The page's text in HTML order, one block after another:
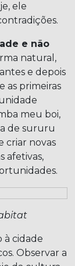
ele
e não
natural,
e depois
as primeiras
meu boi,
de sururu
criar novas
afetivas,
à cidade
Observar a